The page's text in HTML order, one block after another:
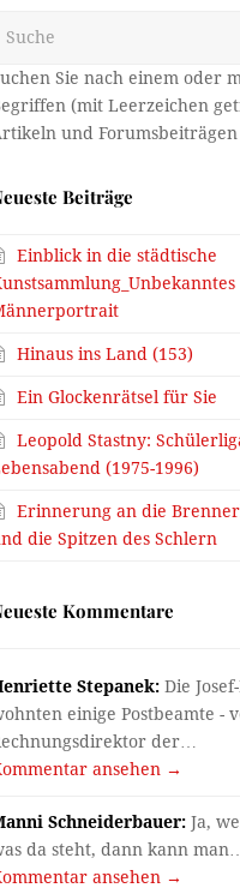
Beiträge
Einblick in die städtische
Hinaus ins Land (153)
Ein Glockenrätsel für Sie
Leopold Stastny:
(1975-1996)
Erinnerung an die
die Spitzen des Schlern
Kommentare
Stepanek: Die
einige Postbeamte -
der…
ansehen →
Schneiderbauer: Ja,
da steht, dann kann man…
ansehen →